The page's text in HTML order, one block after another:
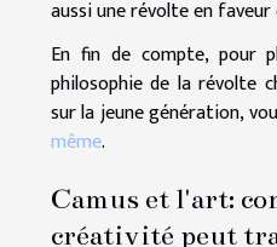
aussi une révolte en faveur
En fin de compte, pour
philosophie de la révolte
sur la jeune génération,
même.
Camus et l'art:
créativité peut